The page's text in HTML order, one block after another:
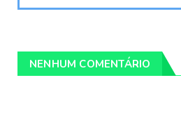
NENHUM COMENTÁRIO